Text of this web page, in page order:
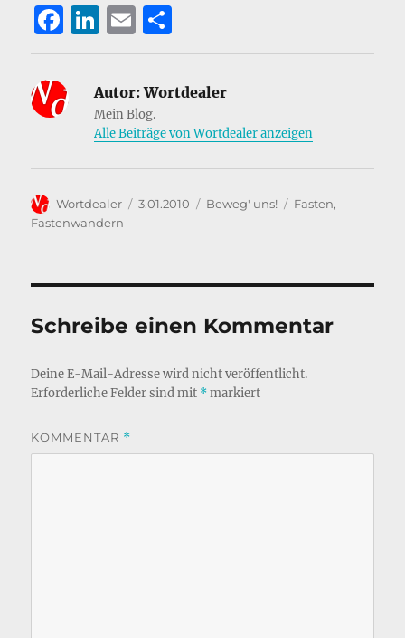
F
a
c
e
o
o
k
Li
n
k
e
d
I
n
E
m
ai
l
ei
le
n
Autor:Wortdealer
Mein Blog.
Alle Beiträge von Wortdealer anzeigen
Autor
Wortdealer
Veröffentlicht
3.01.2010 Kategorien
Beweg' uns! Schlagwörter
Fasten,
Fastenwandern
Schreibe einen Kommentar
Deine E-Mail-Adresse wird nicht veröffentlicht.
Erforderliche Felder sind mit *markiert
KOMMENTAR *